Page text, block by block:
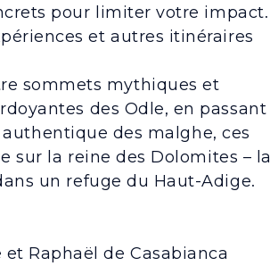
pour limiter votre impact.
et autres itinéraires
sommets mythiques et
des Odle, en passant
des malghe, ces
sur la reine des Dolomites – la
un refuge du Haut-Adige.
Raphaël de Casabianca